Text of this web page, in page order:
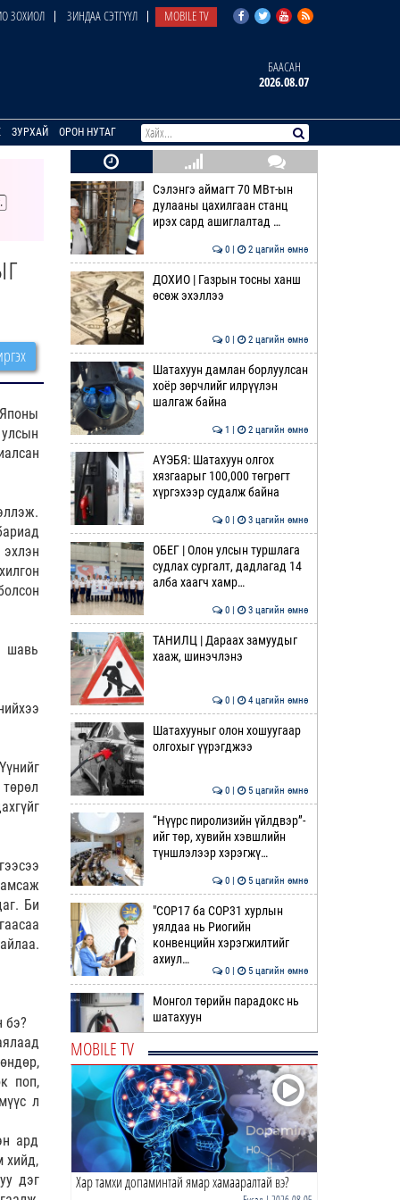
ЗОХИОЛ ЗИНДАА СЭТГҮҮЛ MOBILE TV
БААСАН
2026.08.07
ЗУРХАЙ ОРОН НУТАГ
шавь
Би
бэ?
поп,
л
ард
хийд,
дэг
Сэлэнгэ аймагт 70 МВт-ын
дулааны цахилгаан станц
ирэх сард ашиглалтад …
0 | 2 цагийн өмнө
ДОХИО | Газрын тосны ханш
өсөж эхэллээ
0 | 2 цагийн өмнө
Шатахуун дамлан борлуулсан
хоёр зөрчлийг илрүүлэн
шалгаж байна
1 | 2 цагийн өмнө
АҮЭБЯ: Шатахуун олгох
хязгаарыг 100,000 төгрөгт
хүргэхээр судалж байна
0 | 3 цагийн өмнө
ОБЕГ | Олон улсын туршлага
судлах сургалт, дадлагад 14
алба хаагч хамр…
0 | 3 цагийн өмнө
ТАНИЛЦ | Дараах замуудыг
хааж, шинэчлэнэ
0 | 4 цагийн өмнө
Шатахууныг олон хошуугаар
олгохыг үүрэгджээ
0 | 5 цагийн өмнө
“Нүүрс пиролизийн үйлдвэр”-
ийг төр, хувийн хэвшлийн
түншлэлээр хэрэгжү…
0 | 5 цагийн өмнө
"COP17 ба COP31 хурлын
уялдаа нь Риогийн
конвенцийн хэрэгжилтийг
ахиул…
0 | 5 цагийн өмнө
Монгол төрийн парадокс нь
шатахуун
Б.Пүрэвдагва: Найман
салбарын 103 үйлчилгээний
бүртгэлийг цуцаллаа
0 | 6 цагийн өмнө
Гэр бүлийн хүчирхийллийн 69
MOBILE TV
Хар тамхи допаминтай ямар хамааралтай вэ?